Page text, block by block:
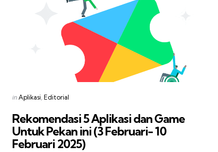
Categories
Posted
inAplikasi Editorial
Rekomendasi 5 Aplikasi dan Game
Untuk Pekan ini (3 Februari- 10
Februari 2025)